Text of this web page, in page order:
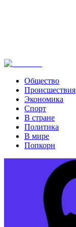
Общество
Происшествия
Экономика
Спорт
В стране
Политика
В мире
Попкорн